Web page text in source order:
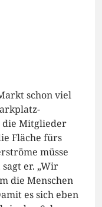
schon viel
die Mitglieder
Fläche fürs
müsse
er. „Wir
die Menschen
es sich eben